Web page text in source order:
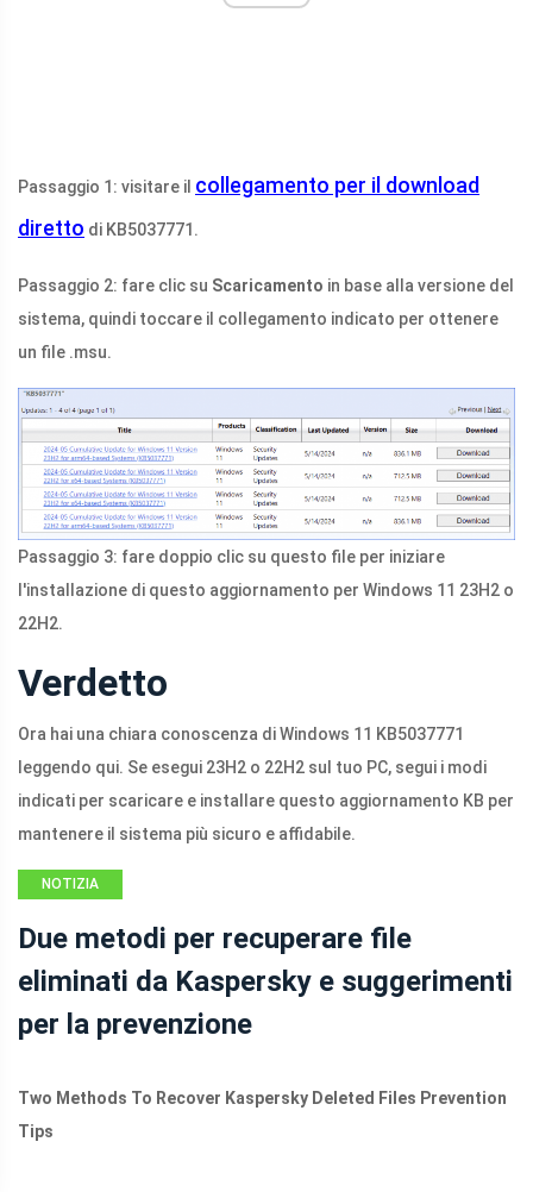
Passaggio 1: visitare il collegamento per il download
diretto di KB5037771.
Passaggio 2: fare clic su Scaricamento in base alla versione del
sistema, quindi toccare il collegamento indicato per ottenere
un file .msu.
Passaggio 3: fare doppio clic su questo file per iniziare
l'installazione di questo aggiornamento per Windows 11 23H2 o
22H2.
Verdetto
Ora hai una chiara conoscenza di Windows 11 KB5037771
leggendo qui. Se esegui 23H2 o 22H2 sul tuo PC, segui i modi
indicati per scaricare e installare questo aggiornamento KB per
mantenere il sistema più sicuro e affidabile.
NOTIZIA
Due metodi per recuperare file
eliminati da Kaspersky e suggerimenti
per la prevenzione
Two Methods To Recover Kaspersky Deleted Files Prevention
Tips